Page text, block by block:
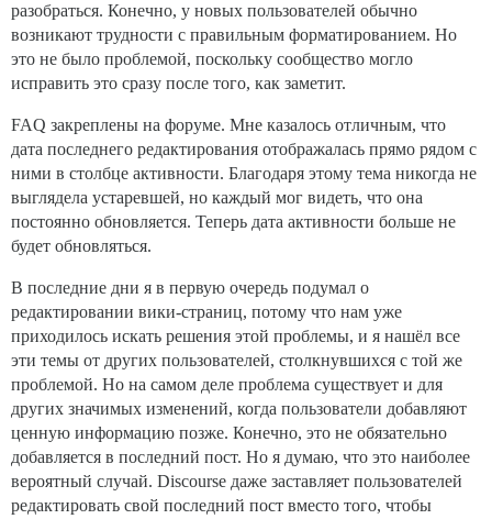
разобраться. Конечно, у новых пользователей обычно
возникают трудности с правильным форматированием. Но
это не было проблемой, поскольку сообщество могло
исправить это сразу после того, как заметит.
FAQ закреплены на форуме. Мне казалось отличным, что
дата последнего редактирования отображалась прямо рядом с
ними в столбце активности. Благодаря этому тема никогда не
выглядела устаревшей, но каждый мог видеть, что она
постоянно обновляется. Теперь дата активности больше не
будет обновляться.
В последние дни я в первую очередь подумал о
редактировании вики-страниц, потому что нам уже
приходилось искать решения этой проблемы, и я нашёл все
эти темы от других пользователей, столкнувшихся с той же
проблемой. Но на самом деле проблема существует и для
других значимых изменений, когда пользователи добавляют
ценную информацию позже. Конечно, это не обязательно
добавляется в последний пост. Но я думаю, что это наиболее
вероятный случай. Discourse даже заставляет пользователей
редактировать свой последний пост вместо того, чтобы